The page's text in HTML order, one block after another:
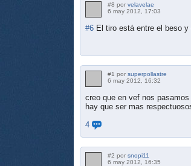
#8 por velavelae
6 may 2012, 17:03
#6 El tiro está entre el beso
#1 por superpollastre
6 may 2012, 16:32
creo que en vef nos
hay que ser mas
4
#2 por snopi11
6 may 2012, 16:35